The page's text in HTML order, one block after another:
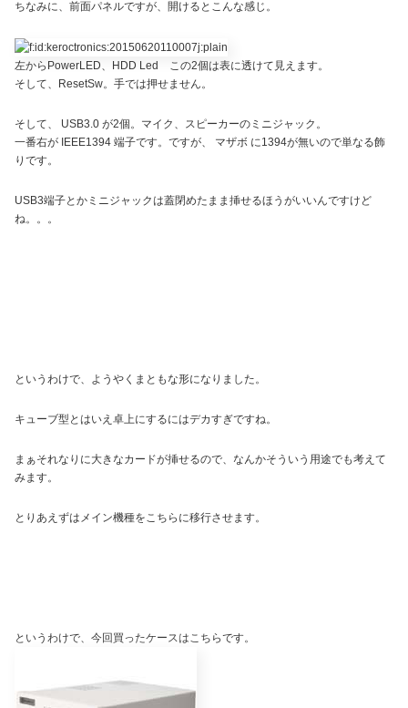
ちなみに、前面パネルですが、開けるとこんな感じ。
左からPowerLED、HDD Led この2個は表に透けて見えます。
そして、ResetSw。手では押せません。
そして、 USB3.0 が2個。マイク、スピーカーのミニジャック。
一番右が IEEE1394 端子です。ですが、 マザボ に1394が無いので単なる飾
りです。
USB3端子とかミニジャックは蓋閉めたまま挿せるほうがいいんですけど
ね。。。
というわけで、ようやくまともな形になりました。
キューブ型とはいえ卓上にするにはデカすぎですね。
まぁそれなりに大きなカードが挿せるので、なんかそういう用途でも考えて
みます。
とりあえずはメイン機種をこちらに移行させます。
というわけで、今回買ったケースはこちらです。